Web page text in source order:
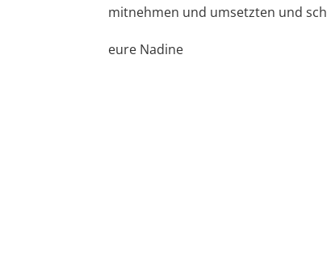
mitnehmen und umsetzten und
eure Nadine